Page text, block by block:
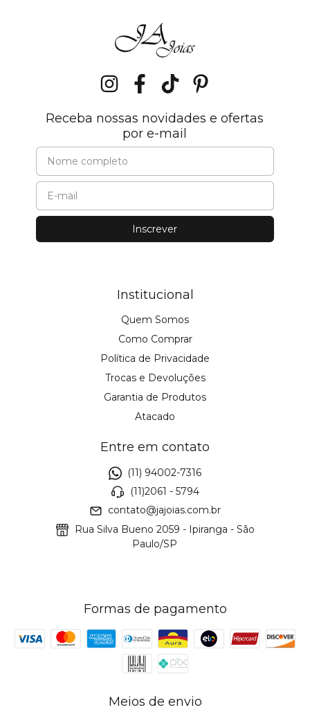
Receba nossas novidades e ofertas
por e-mail
Institucional
Quem Somos
Como Comprar
Política de Privacidade
Trocas e Devoluções
Garantia de Produtos
Atacado
Entre em contato
(11) 94002-7316
(11)2061 - 5794
contato@jajoias.com.br
Rua Silva Bueno 2059 - Ipiranga - São
Paulo/SP
Formas de pagamento
Meios de envio